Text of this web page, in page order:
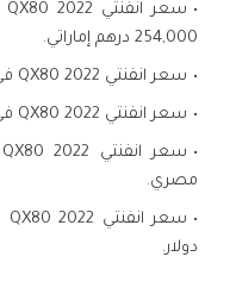
254,000 درهم إماراتي.
سعر انفنتي QX80 2022 في قطر يبدأ من : 252,000 ريال قطري.
سعر انفنتي QX80 2022 في الكويت يبدأ من : 21,000 دينار كويتي.
مصري.
دولار.